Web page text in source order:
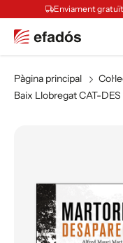
Enviament
Pàgina principal
Baix Llobregat CAT-DES